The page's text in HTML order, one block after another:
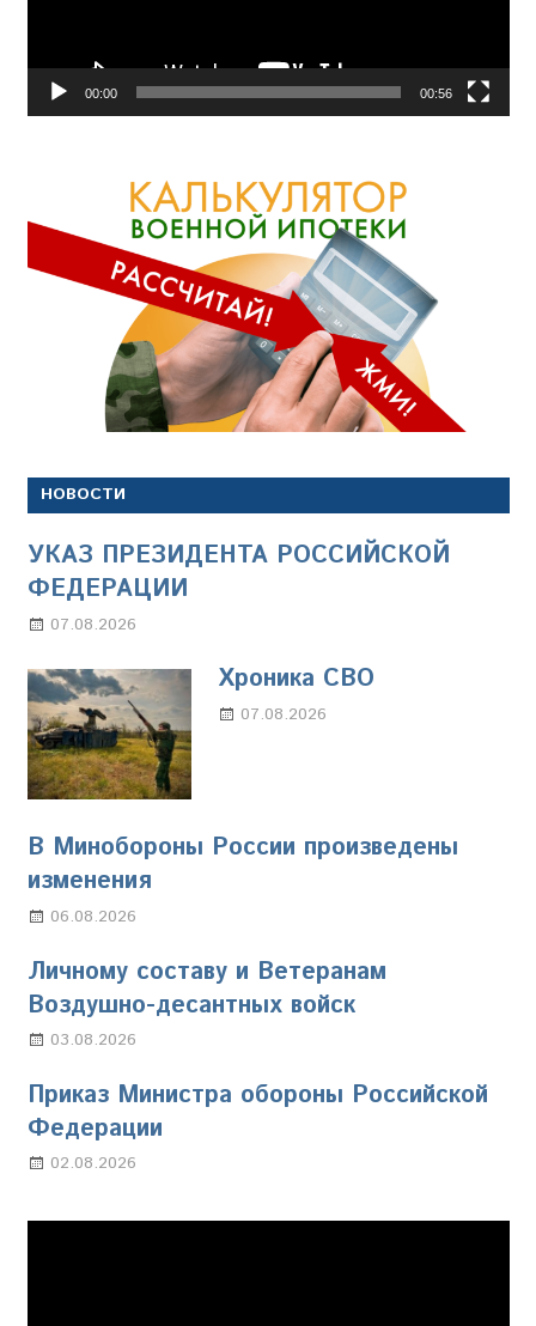
00:00 00:56
НОВОСТИ
УКАЗ ПРЕЗИДЕНТА РОССИЙСКОЙ
ФЕДЕРАЦИИ
07.08.2026
Хроника СВО
07.08.2026
В Минобороны России произведены
изменения
06.08.2026
Личному составу и Ветеранам
Воздушно-десантных войск
03.08.2026
Приказ Министра обороны Российской
Федерации
02.08.2026